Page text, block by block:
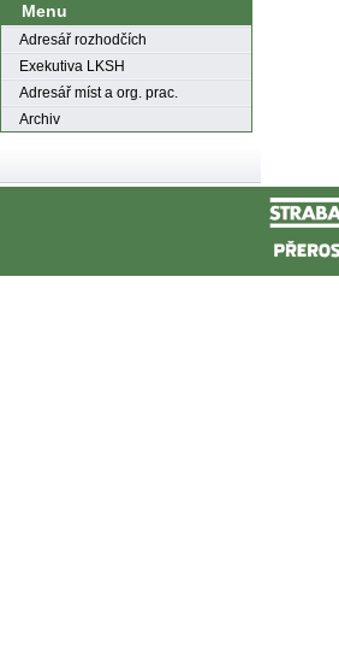
Menu
Adresář rozhodčích
Exekutiva LKSH
Adresář míst a org. prac.
Archiv